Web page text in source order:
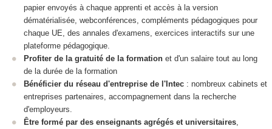
papier envoyés à chaque apprenti et accès à la version
dématérialisée, webconférences, compléments pédagogiques pour
chaque UE, des annales d'examens, exercices interactifs sur une
plateforme pédagogique.
Profiter de la gratuité de la formation et d'un salaire tout au long
de la durée de la formation
Bénéficier du réseau d'entreprise de l'Intec : nombreux cabinets et
entreprises partenaires, accompagnement dans la recherche
d'employeurs.
Être formé par des enseignants agrégés et universitaires